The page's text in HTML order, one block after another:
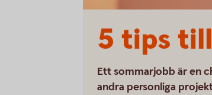
5 tips
Ett sommarjobb är en
andra personliga